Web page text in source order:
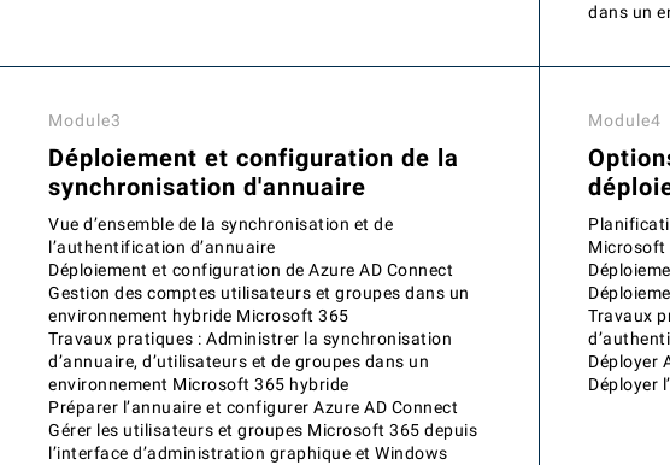
dans un
Module3
Déploiement et configuration de la
synchronisation d'annuaire
Vue d’ensemble de la synchronisation et de
l’authentification d’annuaire
Déploiement et configuration de Azure AD Connect
Gestion des comptes utilisateurs et groupes dans un
environnement hybride Microsoft 365
Travaux pratiques : Administrer la synchronisation
d’annuaire, d’utilisateurs et de groupes dans un
environnement Microsoft 365 hybride
Préparer l’annuaire et configurer Azure AD Connect
Gérer les utilisateurs et groupes Microsoft 365 depuis
l’interface d’administration graphique et Windows
Module4
Microsoft
Travaux
Déployer
Déployer